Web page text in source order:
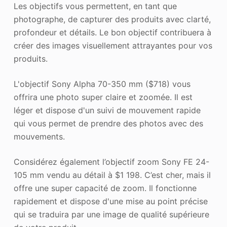
Les objectifs vous permettent, en tant que
photographe, de capturer des produits avec clarté,
profondeur et détails. Le bon objectif contribuera à
créer des images visuellement attrayantes pour vos
produits.
L'objectif Sony Alpha 70-350 mm ($718) vous
offrira une photo super claire et zoomée. Il est
léger et dispose d'un suivi de mouvement rapide
qui vous permet de prendre des photos avec des
mouvements.
Considérez également l’objectif zoom Sony FE 24-
105 mm vendu au détail à $1 198. C’est cher, mais il
offre une super capacité de zoom. Il fonctionne
rapidement et dispose d'une mise au point précise
qui se traduira par une image de qualité supérieure